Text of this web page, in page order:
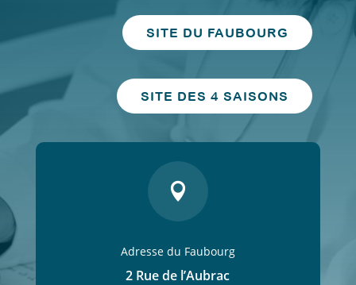
SITE DU FAUBOURG
SITE DES 4 SAISONS

Adresse du Faubourg
2 Rue de l’Aubrac